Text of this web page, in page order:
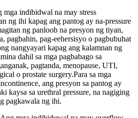
mga indibidwal na may stress
ng ihi kapag ang pantog ay na-pressure
ng panloob na presyon ng tiyan,
pagbahin, pag-eehersisyo o pagbubuhat
nangyayari kapag ang kalamnan ng
dahil sa mga pagbabago sa
pagtanda, menopause, UTI,
o prostate surgery.Para sa mga
ang presyon sa pantog ay
kaysa sa urethral pressure, na nagiging
pagkawala ng ihi.